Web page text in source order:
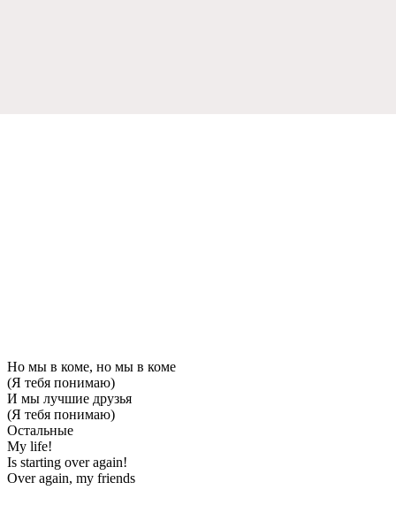
Но мы в коме, но мы в коме
(Я тебя понимаю)
И мы лучшие друзья
(Я тебя понимаю)
Остальные
My life!
Is starting over again!
Over again, my friends